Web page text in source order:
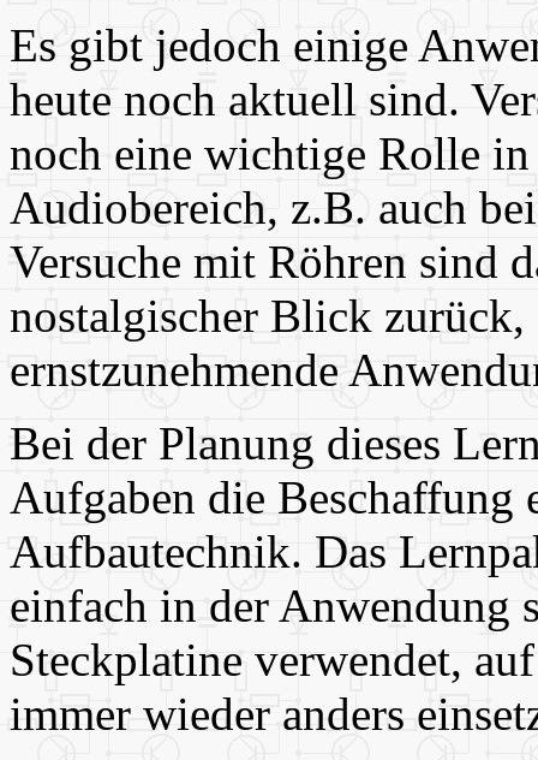
Es gibt jedoch einige
heute noch aktuell sind.
noch eine wichtige Rolle
Audiobereich, z.B. auch
Versuche mit Röhren sind
nostalgischer Blick
ernstzunehmende
Bei der Planung dieses
Aufgaben die Beschaffung
Aufbautechnik. Das
einfach in der Anwendung
Steckplatine verwendet,
immer wieder anders